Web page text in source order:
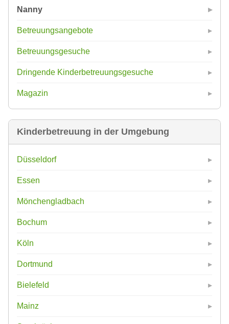
Nanny
Betreuungsangebote
Betreuungsgesuche
Dringende Kinderbetreuungsgesuche
Magazin
Kinderbetreuung in der Umgebung
Düsseldorf
Essen
Mönchengladbach
Bochum
Köln
Dortmund
Bielefeld
Mainz